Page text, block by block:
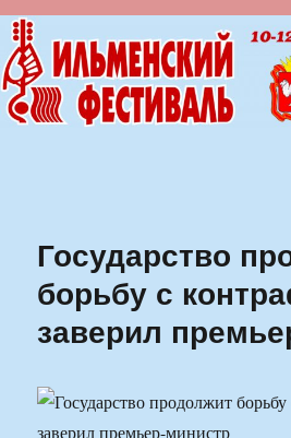
Ильменский
Государство
борьбу с
заверил